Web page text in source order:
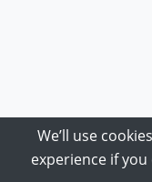
We’ll use
experience if